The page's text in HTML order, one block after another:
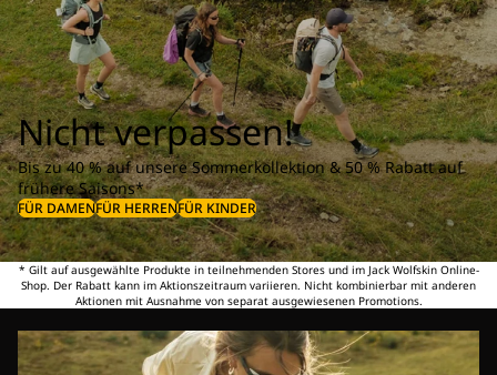
Nicht verpassen!
Bis zu 40 % auf unsere Sommerkollektion & 50 % Rabatt auf
frühere Saisons*
FÜR DAMENFÜR HERRENFÜR KINDER
* Gilt auf ausgewählte Produkte in teilnehmenden Stores und im Jack Wolfskin Online-
Shop. Der Rabatt kann im Aktionszeitraum variieren. Nicht kombinierbar mit anderen
Aktionen mit Ausnahme von separat ausgewiesenen Promotions.